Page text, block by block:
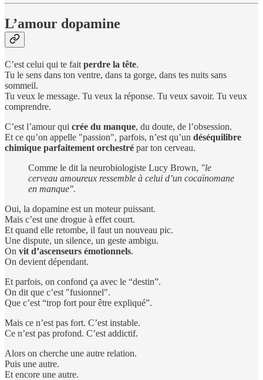
L’amour dopamine
C’est celui qui te fait perdre la tête.
Tu le sens dans ton ventre, dans ta gorge, dans tes nuits sans
sommeil.
Tu veux le message. Tu veux la réponse. Tu veux savoir. Tu veux
comprendre.
C’est l’amour qui crée du manque, du doute, de l’obsession.
Et ce qu’on appelle "passion", parfois, n’est qu’un déséquilibre
chimique parfaitement orchestré par ton cerveau.
Comme le dit la neurobiologiste Lucy Brown, "le
cerveau amoureux ressemble à celui d’un cocaïnomane
en manque".
Oui, la dopamine est un moteur puissant.
Mais c’est une drogue à effet court.
Et quand elle retombe, il faut un nouveau pic.
Une dispute, un silence, un geste ambigu.
On vit d’ascenseurs émotionnels.
On devient dépendant.
Et parfois, on confond ça avec le “destin”.
On dit que c’est "fusionnel".
Que c’est “trop fort pour être expliqué”.
Mais ce n’est pas fort. C’est instable.
Ce n’est pas profond. C’est addictif.
Alors on cherche une autre relation.
Puis une autre.
Et encore une autre.